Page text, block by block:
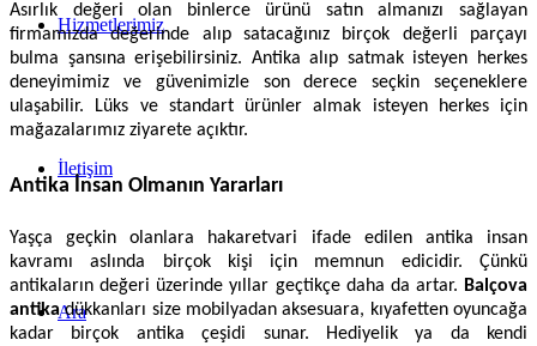
Hizmetlerimiz
İletişim
Ara
Asırlık değeri olan binlerce ürünü satın almanızı sağlayan
firmamızda değerinde alıp satacağınız birçok değerli parçayı
bulma şansına erişebilirsiniz. Antika alıp satmak isteyen herkes
deneyimimiz ve güvenimizle son derece seçkin seçeneklere
ulaşabilir. Lüks ve standart ürünler almak isteyen herkes için
mağazalarımız ziyarete açıktır.
Antika İnsan Olmanın Yararları
Yaşça geçkin olanlara hakaretvari ifade edilen antika insan
kavramı aslında birçok kişi için memnun edicidir. Çünkü
antikaların değeri üzerinde yıllar geçtikçe daha da artar. Balçova
antikadükkanları size mobilyadan aksesuara, kıyafetten oyuncağa
kadar birçok antika çeşidi sunar. Hediyelik ya da kendi